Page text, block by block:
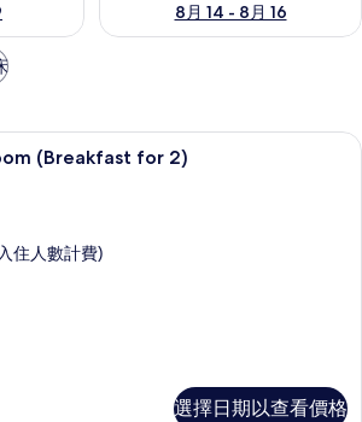
8月 14 - 8月 16
Standard Double Room (Breakfast
(Breakfast for 2)
住人數計費)
選擇日期以查看價格